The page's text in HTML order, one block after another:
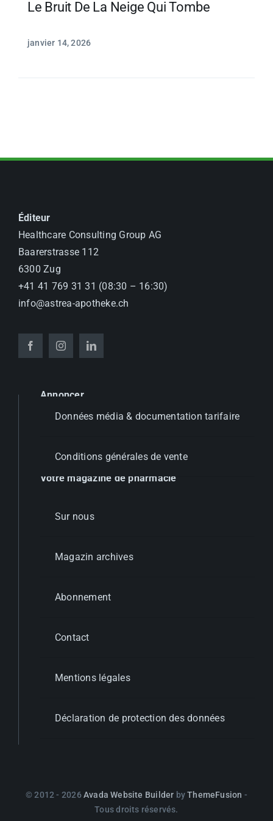
Le Bruit De La Neige Qui Tombe
janvier 14, 2026
Éditeur
Healthcare Consulting Group AG
Baarerstrasse 112
6300 Zug
+41 41 769 31 31 (08:30 – 16:30)
info@astrea-apotheke.ch
Annoncer
Données média & documentation tarifaire
Conditions générales de vente
Votre magazine de pharmacie
Sur nous
Magazin archives
Abonnement
Contact
Mentions légales
Déclaration de protection des données
© 2012 - 2026Avada Website Builder byThemeFusion -
Tous droits réservés.